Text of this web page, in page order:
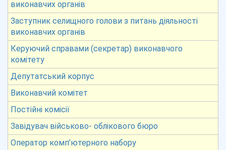
виконавчих органів
Заступник селищного голови з питань діяльності
виконавчих органів
Керуючий справами (секретар) виконавчого
комітету
Депутатський корпус
Виконавчий комітет
Постійні комісії
Завідувач військово- облікового бюро
Оператор комп’ютерного набору